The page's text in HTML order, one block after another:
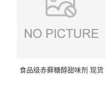
食品级赤藓糖醇甜味剂 现货